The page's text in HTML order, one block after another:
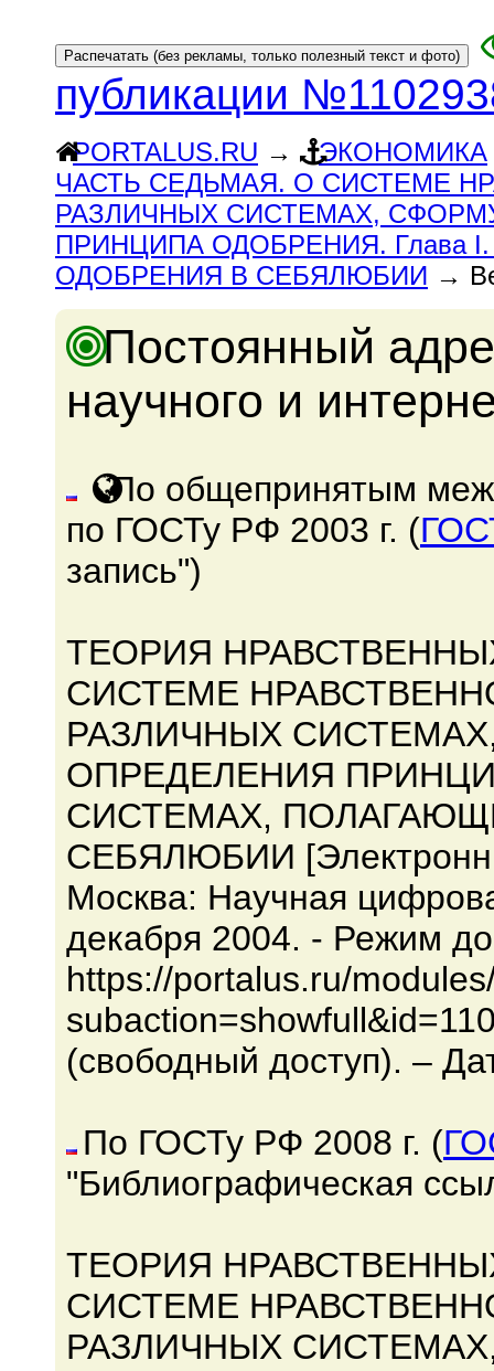
публикации
PORTALUS.RU → ЭКОНОМИКА
ЧАСТЬ СЕДЬМАЯ. О СИСТЕМЕ
РАЗЛИЧНЫХ СИСТЕМАХ,
ПРИНЦИПА ОДОБРЕНИЯ.
ОДОБРЕНИЯ В СЕБЯЛЮБИИ →
Постоянный
научного и
По общепринятым
по ГОСТу РФ 2003 г. (
запись")
ТЕОРИЯ
СИСТЕМЕ
РАЗЛИЧНЫХ
ОПРЕДЕЛЕНИЯ
СИСТЕМАХ,
СЕБЯЛЮБИИ
Москва: Научная
декабря 2004. - Режим
https://portalus.ru/
(свободный доступ). –
По ГОСТу РФ 2008 г. (
"Библиографическая
ТЕОРИЯ
СИСТЕМЕ
РАЗЛИЧНЫХ